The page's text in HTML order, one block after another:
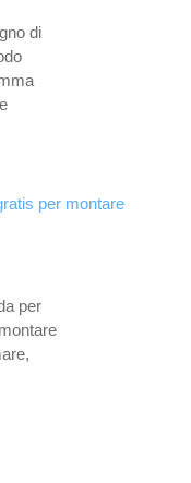
di
per montare
per